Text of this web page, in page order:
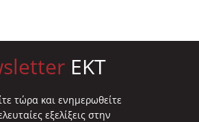
EKT
τώρα και ενημερωθείτε
εξελίξεις στην